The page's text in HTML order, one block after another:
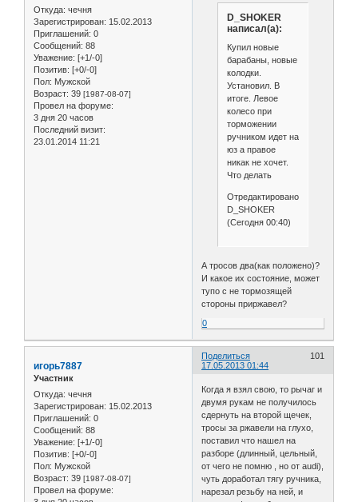
Откуда: чечня
Зарегистрирован: 15.02.2013
Приглашений: 0
Сообщений: 88
Уважение: [+1/-0]
Позитив: [+0/-0]
Пол: Мужской
Возраст: 39 [1987-08-07]
Провел на форуме:
3 дня 20 часов
Последний визит:
23.01.2014 11:21
D_SHOKER
написал(а):
Купил новые
барабаны, новые
колодки.
Установил. В
итоге. Левое
колесо при
торможении
ручником идет на
юз а правое
никак не хочет.
Что делать
Отредактировано
D_SHOKER
(Сегодня 00:40)
А тросов два(как положено)?
И какое их состояние, может
тупо с не тормозящей
стороны приржавел?
0
Поделиться
101
17.05.2013 01:44
игорь7887
Участник
Откуда: чечня
Зарегистрирован: 15.02.2013
Приглашений: 0
Сообщений: 88
Уважение: [+1/-0]
Позитив: [+0/-0]
Пол: Мужской
Возраст: 39 [1987-08-07]
Провел на форуме:
Когда я взял свою, то рычаг и
двумя рукам не получилось
сдернуть на второй щечек,
тросы за ржавели на глухо,
поставил что нашел на
разборе (длинный, цельный,
от чего не помню , но от audi),
чуть доработал тягу ручника,
нарезал резьбу на ней, и